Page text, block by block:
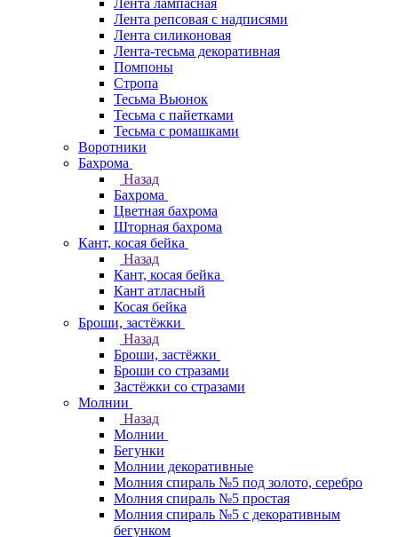
Лента лампасная
Лента репсовая с надписями
Лента силиконовая
Лента-тесьма декоративная
Помпоны
Стропа
Тесьма Вьюнок
Тесьма с пайетками
Тесьма с ромашками
Воротники
Бахрома
Назад
Бахрома
Цветная бахрома
Шторная бахрома
Кант, косая бейка
Назад
Кант, косая бейка
Кант атласный
Косая бейка
Броши, застёжки
Назад
Броши, застёжки
Броши со стразами
Застёжки со стразами
Молнии
Назад
Молнии
Бегунки
Молнии декоративные
Молния спираль №5 под золото, серебро
Молния спираль №5 простая
Молния спираль №5 с декоративным
бегунком